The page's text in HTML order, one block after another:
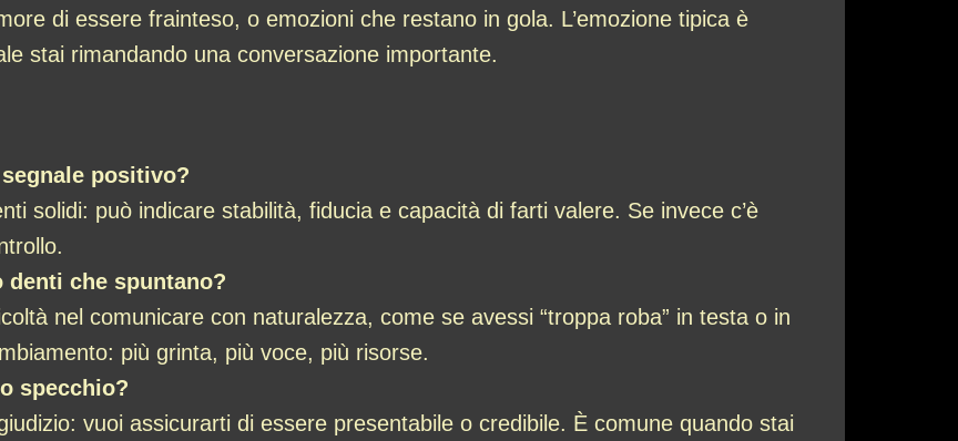
di essere frainteso, o emozioni che restano in gola. L’emozione tipica è
stai rimandando una conversazione importante.
positivo?
solidi: può indicare stabilità, fiducia e capacità di farti valere. Se invece c’è
che spuntano?
nel comunicare con naturalezza, come se avessi “troppa roba” in testa o in
più grinta, più voce, più risorse.
specchio?
vuoi assicurarti di essere presentabile o credibile. È comune quando stai